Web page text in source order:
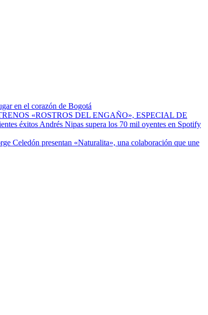
en el corazón de Bogotá
«ROSTROS DEL ENGAÑO», ESPECIAL DE
Andrés Nipas supera los 70 mil oyentes en Spotify
Celedón presentan «Naturalita», una colaboración que une